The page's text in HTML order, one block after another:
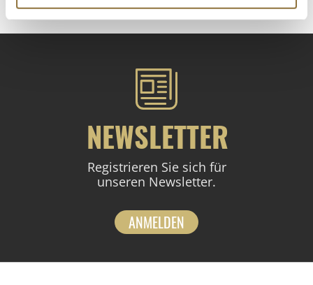
NEWSLETTER
Registrieren Sie sich für
unseren Newsletter.
ANMELDEN